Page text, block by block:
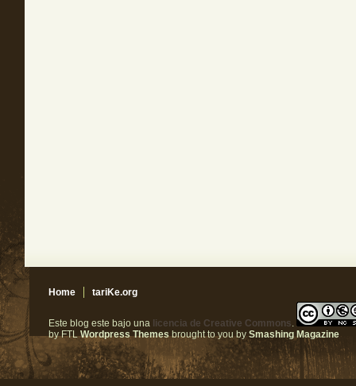
Home tariKe.org
Este blog este bajo una licencia de Creative Commons.
by FTLWordpress Themesbrought to you bySmashing Magazine